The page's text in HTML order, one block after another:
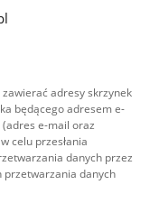
adresy skrzynek
będącego adresem e-
e-mail oraz
celu przesłania
danych przez
przetwarzania danych